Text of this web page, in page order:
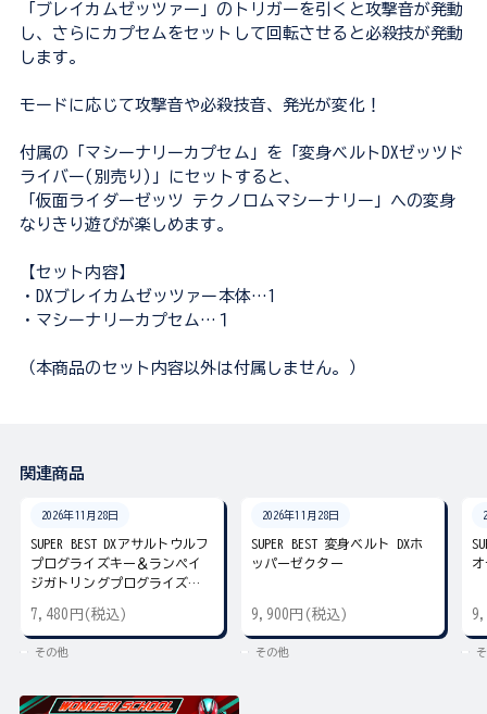
「ブレイカムゼッツァー」のトリガーを引くと攻撃音が発動
し、さらにカプセムをセットして回転させると必殺技が発動
します。
モードに応じて攻撃音や必殺技音、発光が変化！
付属の「マシーナリーカプセム」を「変身ベルトDXゼッツド
ライバー(別売り)」にセットすると、
「仮面ライダーゼッツ テクノロムマシーナリー」への変身
なりきり遊びが楽しめます。
【セット内容】
・DXブレイカムゼッツァー本体…1
・マシーナリーカプセム…１
（本商品のセット内容以外は付属しません。）
関連商品
2026年11月28日
SUPER BEST DXアサルトウルフ
プログライズキー＆ランペイ
ジガトリングプログライズキ
7,480円(税込)
その他
2026年11月28日
SUPER BEST 変身ベルト DXホ
ッパーゼクター
9,900円(税込)
その他